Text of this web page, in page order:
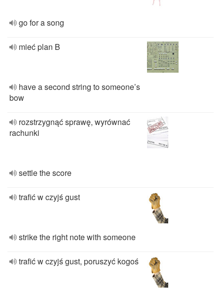
go for a song
mieć plan B
have a second string to someone’s
bow
rozstrzygnąć sprawę, wyrównać
rachunki
settle the score
trafić w czyjś gust
strike the right note with someone
trafić w czyjś gust, poruszyć kogoś